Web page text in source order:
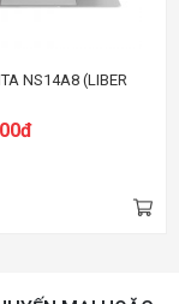
NS14A8 (LIBER